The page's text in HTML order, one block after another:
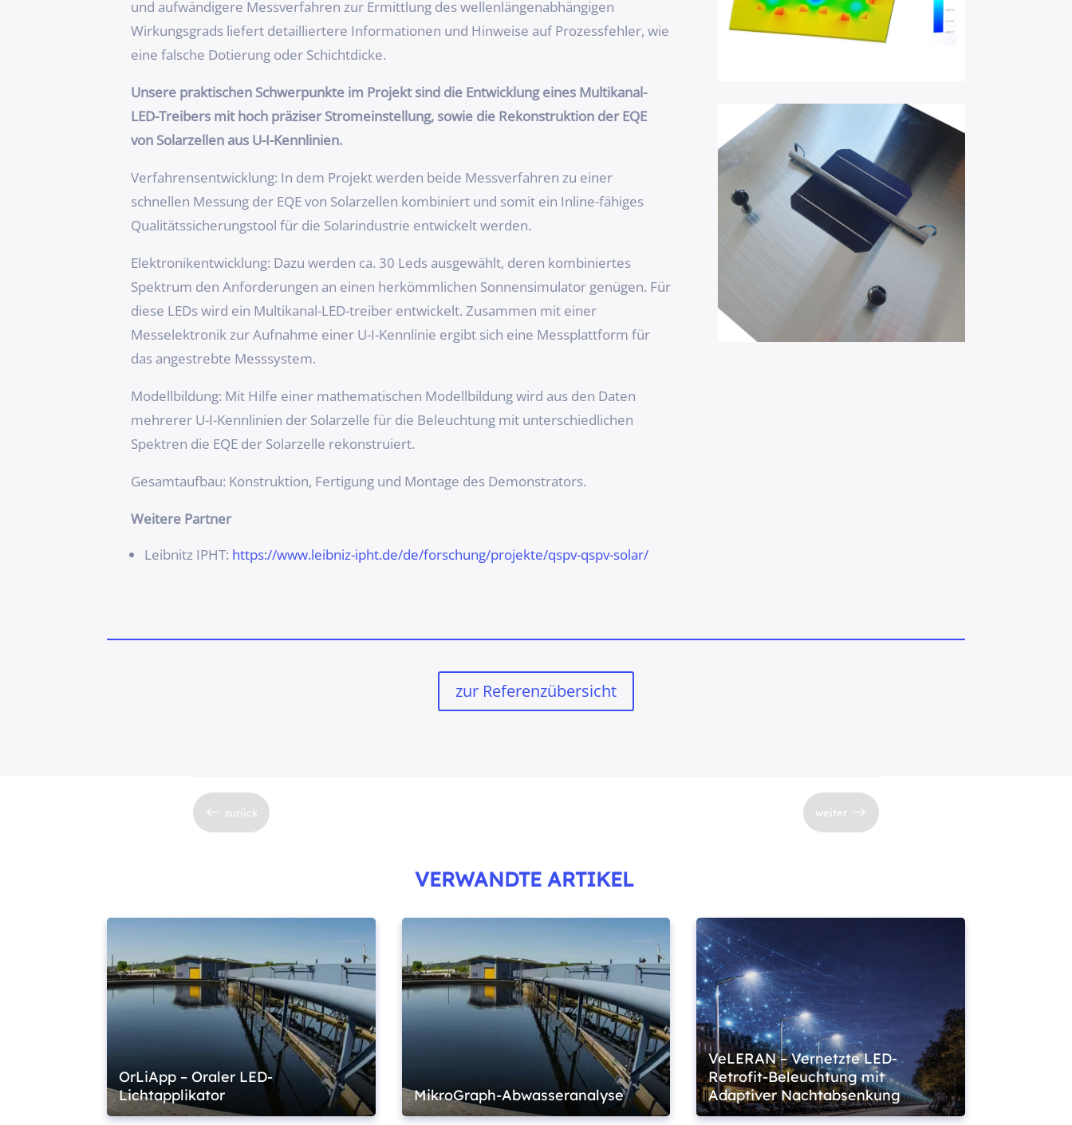
und aufwändigere Messverfahren zur Ermittlung des wellenlängenabhängigen
Wirkungsgrads liefert detailliertere Informationen und Hinweise auf Prozessfehler, wie
eine falsche Dotierung oder Schichtdicke.
Unsere praktischen Schwerpunkte im Projekt sind die Entwicklung eines Multikanal-
LED-Treibers mit hoch präziser Stromeinstellung, sowie die Rekonstruktion der EQE
von Solarzellen aus U-I-Kennlinien.
Verfahrensentwicklung: In dem Projekt werden beide Messverfahren zu einer
schnellen Messung der EQE von Solarzellen kombiniert und somit ein Inline-fähiges
Qualitätssicherungstool für die Solarindustrie entwickelt werden.
Elektronikentwicklung: Dazu werden ca. 30 Leds ausgewählt, deren kombiniertes
Spektrum den Anforderungen an einen herkömmlichen Sonnensimulator genügen. Für
diese LEDs wird ein Multikanal-LED-treiber entwickelt. Zusammen mit einer
Messelektronik zur Aufnahme einer U-I-Kennlinie ergibt sich eine Messplattform für
das angestrebte Messsystem.
Modellbildung: Mit Hilfe einer mathematischen Modellbildung wird aus den Daten
mehrerer U-I-Kennlinien der Solarzelle für die Beleuchtung mit unterschiedlichen
Spektren die EQE der Solarzelle rekonstruiert.
Gesamtaufbau: Konstruktion, Fertigung und Montage des Demonstrators.
Weitere Partner
Leibnitz IPHT: https://www.leibniz-ipht.de/de/forschung/projekte/qspv-qspv-solar/
zur Referenzübersicht
# zurück weiter $
VERWANDTE ARTIKEL
OrLiApp – Oraler LED-
Lichtapplikator
MikroGraph-Abwasseranalyse
VeLERAN – Vernetzte LED-
Retrofit-Beleuchtung mit
Adaptiver Nachtabsenkung